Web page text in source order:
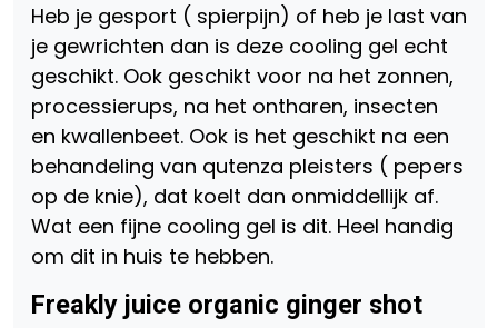
Heb je gesport ( spierpijn) of heb je last van
je gewrichten dan is deze cooling gel echt
geschikt. Ook geschikt voor na het zonnen,
processierups, na het ontharen, insecten
en kwallenbeet. Ook is het geschikt na een
behandeling van qutenza pleisters ( pepers
op de knie), dat koelt dan onmiddellijk af.
Wat een fijne cooling gel is dit. Heel handig
om dit in huis te hebben.
Freakly juice organic ginger shot